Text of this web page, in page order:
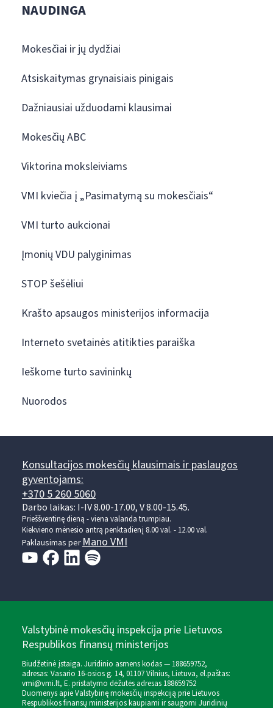
NAUDINGA
Mokesčiai ir jų dydžiai
Atsiskaitymas grynaisiais pinigais
Dažniausiai užduodami klausimai
Mokesčių ABC
Viktorina moksleiviams
VMI kviečia į „Pasimatymą su mokesčiais“
VMI turto aukcionai
Įmonių VDU palyginimas
STOP šešėliui
Krašto apsaugos ministerijos informacija
Interneto svetainės atitikties paraiška
Ieškome turto savininkų
Nuorodos
Konsultacijos mokesčių klausimais ir paslaugos
gyventojams:
+370 5 260 5060
Darbo laikas: I-IV 8.00-17.00, V 8.00-15.45.
Prieššventinę dieną - viena valanda trumpiau.
Kiekvieno mėnesio antrą penktadienį 8.00 val. - 12.00 val.
Paklausimas perMano VMI
Valstybinė mokesčių inspekcija prie Lietuvos
Respublikos finansų ministerijos
Biudžetinė įstaiga. Juridinio asmens kodas — 188659752,
adresas: Vasario 16-osios g. 14, 01107 Vilnius, Lietuva, el.paštas:
vmi@vmi.lt, E. pristatymo dėžutės adresas 188659752
Duomenys apie Valstybinę mokesčių inspekciją prie Lietuvos
Respublikos finansų ministerijos kaupiami ir saugomi Juridinių